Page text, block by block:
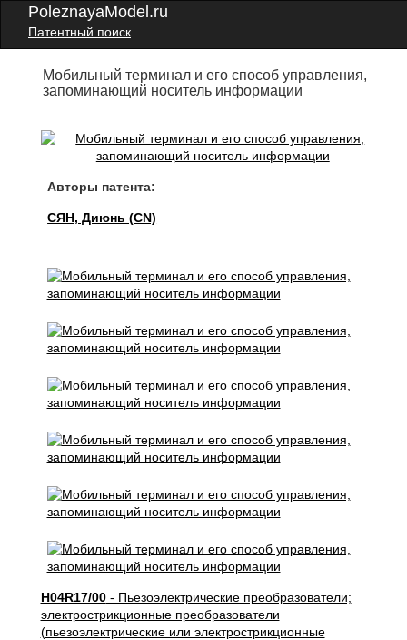
PoleznayaModel.ru
Патентный поиск
Мобильный терминал и его способ управления,
запоминающий носитель информации
Авторы патента:
СЯН, Диюнь (CN)
H04R17/00- Пьезоэлектрические преобразователи;
электрострикционные преобразователи
(пьезоэлектрические или электрострикционные